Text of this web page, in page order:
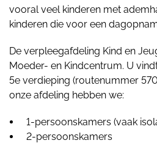
vooral veel kinderen met
kinderen die voor een
De verpleegafdeling Kind en
Moeder- en Kindcentrum. U
5e verdieping (routenummer
onze afdeling hebben we:
1-persoonskamers (vaak
2-persoonskamers